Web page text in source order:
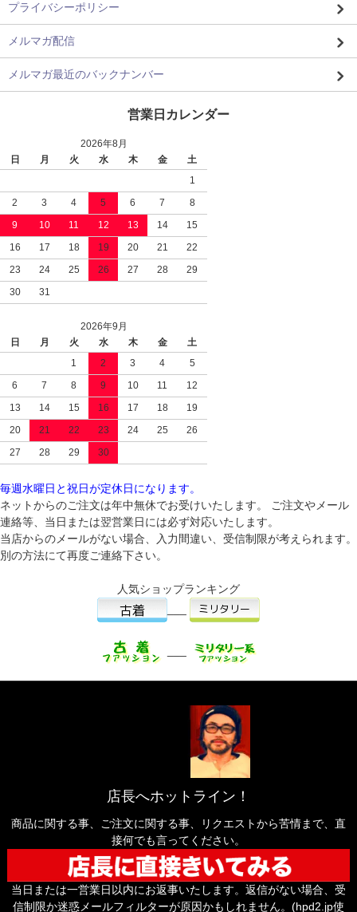
プライバシーポリシー
メルマガ配信
メルマガ最近のバックナンバー
営業日カレンダー
2026年8月
日
月 火 水 木 金
土
1
2
3 4 5 6 7
8
9
10 11 12 13 14
15
16
17 18 19 20 21
22
23
24 25 26 27 28
29
30
31
2026年9月
日
月 火 水 木 金
土
1
2 3 4
5
6
7 8 9 10 11
12
13
14 15 16 17 18
19
20
21 22 23 24 25
26
27
28 29 30
毎週水曜日と祝日が定休日になります。
ネットからのご注文は年中無休でお受けいたします。 ご注文やメール
連絡等、当日または翌営業日には必ず対応いたします。
当店からのメールがない場合、入力間違い、受信制限が考えられます。
別の方法にて再度ご連絡下さい。
人気ショップランキング
店長へホットライン！
商品に関する事、ご注文に関する事、リクエストから苦情まで、直
接何でも言ってください。
当日または一営業日以内にお返事いたします。返信がない場合、受
信制限か迷惑メールフィルターが原因かもしれません。(hpd2.jp使